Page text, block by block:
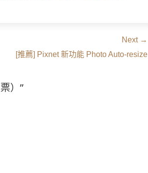
Next →
[推薦] Pixnet 新功能 Photo Auto-resize
）”